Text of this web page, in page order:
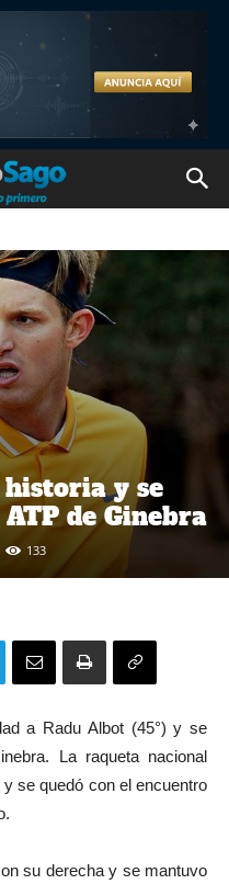
y se
de Ginebra
133
a Radu Albot (45°) y se
La raqueta nacional
se quedó con el encuentro
su derecha y se mantuvo